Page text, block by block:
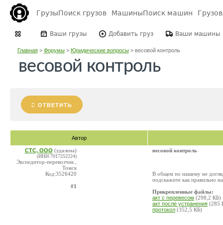
ГрузыПоиск грузов МашиныПоиск машин
Ваши грузы Добавить груз Ваши машины
Главная> Форумы> Юридические вопросы> весовой контроль
весовой контроль
ОТВЕТИТЬ
Автор
СТС, ООО (удалена)
(ИНН:7017252224)
Экспедитор-перевозчик ,
Томск
Код:3526420
#1
весовой контроль
В общем по нашему не
подскажите как правильно
Прикрепленные файлы:
акт с перевесом (298,2 КБ)
акт после устранения (285
протокол (352,5 КБ)